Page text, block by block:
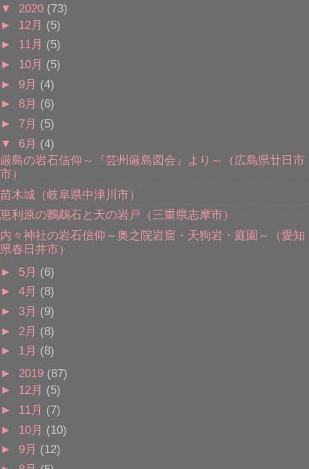
▼ 2020 (73)
► 12月 (5)
► 11月 (5)
► 10月 (5)
► 9月 (4)
► 8月 (6)
► 7月 (5)
▼ 6月 (4)
厳島の岩石信仰～『芸州厳島図会』より～（広島県廿日市
市）
苗木城（岐阜県中津川市）
恵利原の鸚鵡石と天の岩戸（三重県志摩市）
内々神社の岩石信仰～奥之院岩窟・天狗岩・庭園～（愛知
県春日井市）
► 5月 (6)
► 4月 (8)
► 3月 (9)
► 2月 (8)
► 1月 (8)
► 2019 (87)
► 12月 (5)
► 11月 (7)
► 10月 (10)
► 9月 (12)